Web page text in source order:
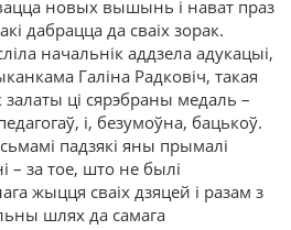
новых вышынь і нават праз
дабрацца да сваіх зорак.
начальнік аддзела адукацыі,
Галіна Радковіч, такая
залаты ці сярэбраны медаль –
і, безумоўна, бацькоў.
падзякі яны прымалі
– за тое, што не былі
жыцця сваіх дзяцей і разам з
шлях да самага